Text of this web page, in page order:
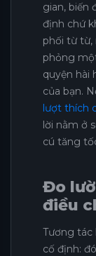
gian, biến
định chứ
phối từ từ,
phỏng
quyện hài
của bạn.
lượt thích
lời nằm ở
cú tăng
Đo
điều
Tương tác
cố định: